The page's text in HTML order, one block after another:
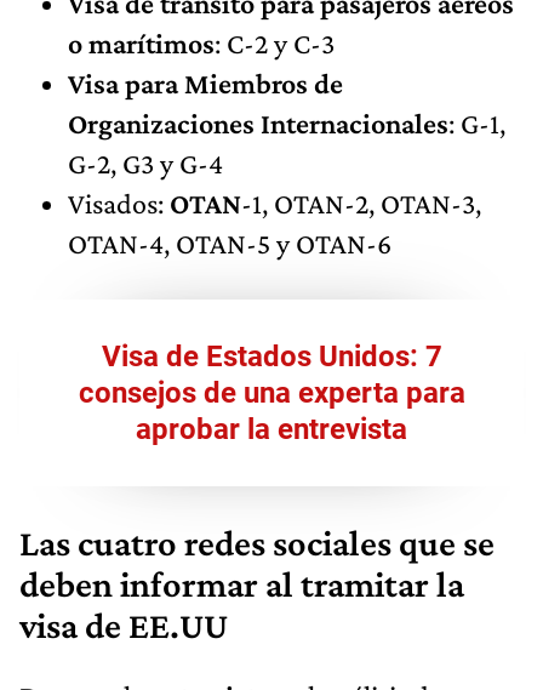
o marítimos: C-2 y C-3
Visa para Miembros de
Organizaciones Internacionales: G-1,
G-2, G3 y G-4
Visados: OTAN-1, OTAN-2, OTAN-3,
OTAN-4, OTAN-5 y OTAN-6
Visa de Estados Unidos: 7
consejos de una experta para
aprobar la entrevista
Las cuatro redes sociales que se
deben informar al tramitar la
visa de EE.UU